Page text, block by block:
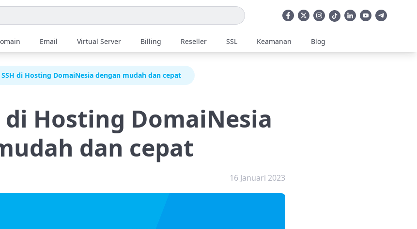
Email Virtual Server Billing Reseller SSL Keamanan Blog
SSH di Hosting DomaiNesia dengan mudah dan cepat
di Hosting DomaiNesia
dan cepat
16 Januari 2023